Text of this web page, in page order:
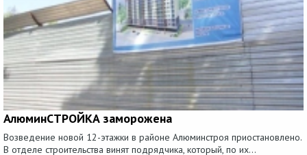
АлюминСТРОЙКА заморожена
Возведение новой 12-этажки в районе Алюминстроя приостановлено.
В отделе строительства винят подрядчика, который, по их...